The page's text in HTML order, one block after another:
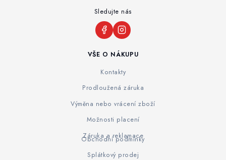
VŠE O NÁKUPU
Kontakty
Prodloužená záruka
Výměna nebo vrácení zboží
Možnosti placení
Záruka a reklamace
Obchodní podmínky
Splátkový prodej
Sledujte nás